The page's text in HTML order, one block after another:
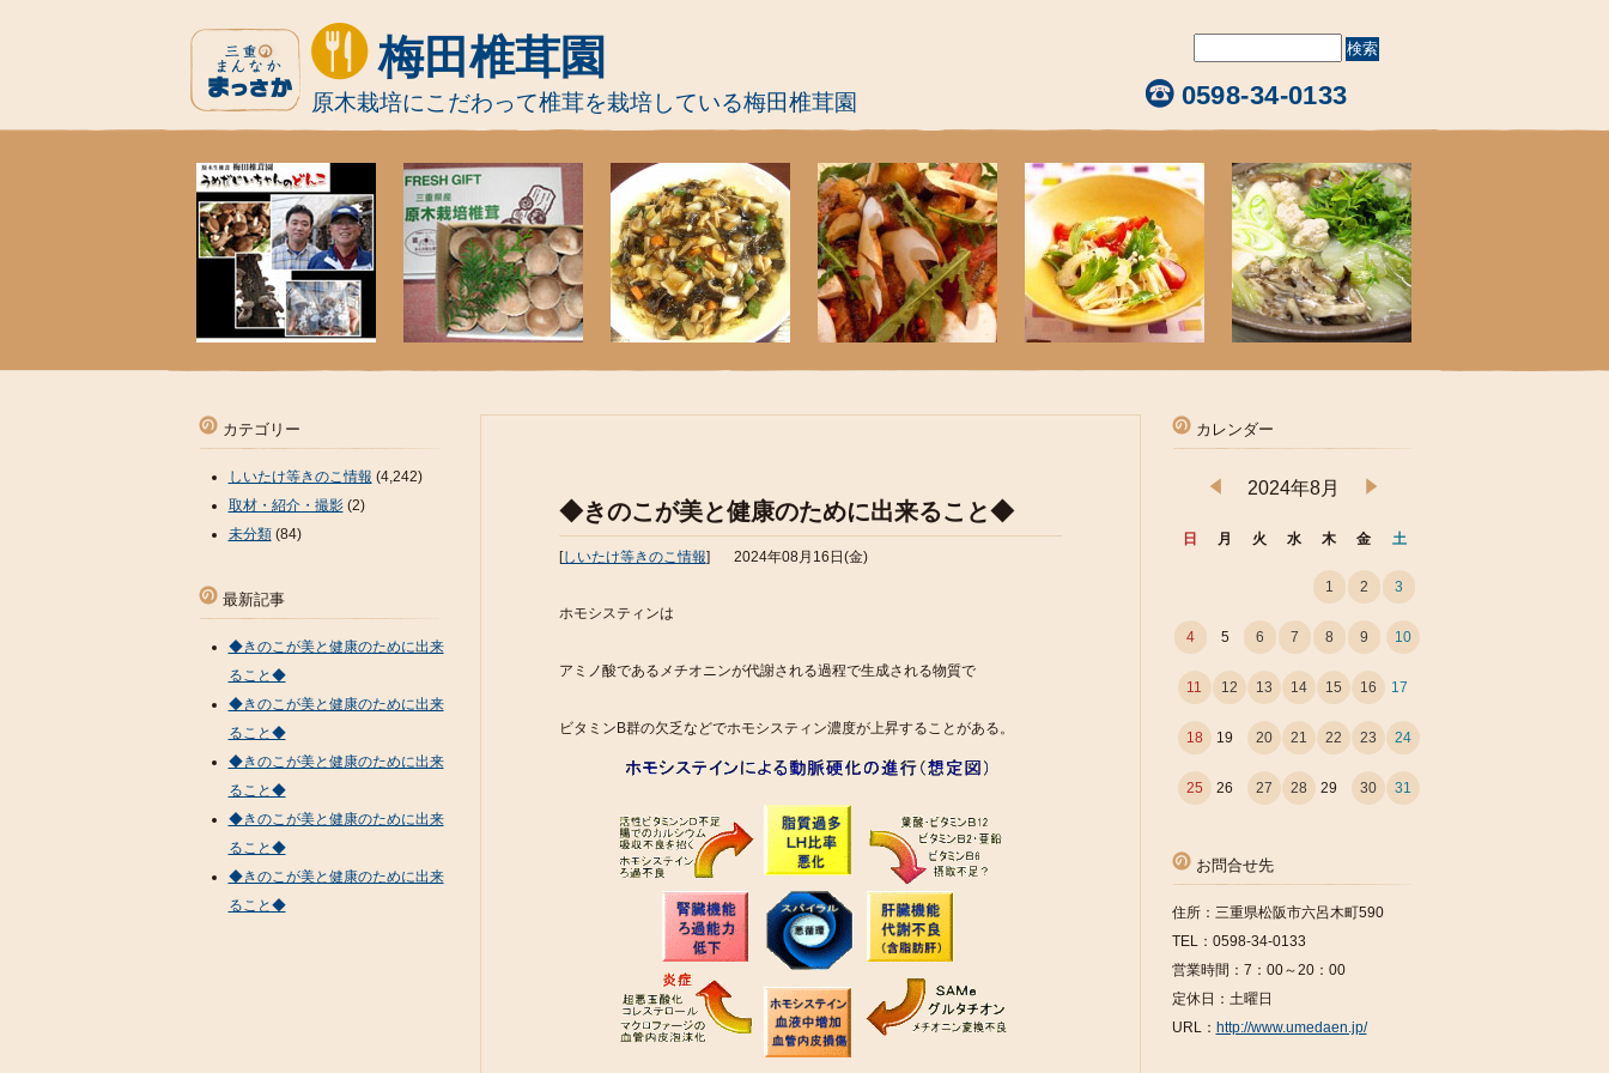
梅田椎茸園
原木栽培にこだわって椎茸を栽培している梅田椎茸園 0598-34-0133
◆きのこが美と健康のために出来ること◆
[しいたけ等きのこ情報] 2024年08月16日(金)
ホモシスティンは
アミノ酸であるメチオニンが代謝される過程で生成される物質で
ビタミンB群の欠乏などでホモシスティン濃度が上昇することがある。
カテゴリー
しいたけ等きのこ情報 (4,242)
取材・紹介・撮影(2)
未分類(84)
最新記事
◆きのこが美と健康のために出来
ること◆
◆きのこが美と健康のために出来
ること◆
◆きのこが美と健康のために出来
ること◆
◆きのこが美と健康のために出来
ること◆
◆きのこが美と健康のために出来
ること◆
カレンダー
2024年8月
日 月 火 水 木 金 土
1 2 3
4 5 6 7 8 9 10
11 12 13 14 15 16 17
18 19 20 21 22 23 24
25 26 27 28 29 30 31
お問合せ先
住所：三重県松阪市六呂木町590
TEL：0598-34-0133
営業時間：7：00～20：00
定休日：土曜日
URL： http://www.umedaen.jp/